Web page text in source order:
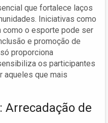
que fortalece laços
Iniciativas como
como o esporte pode ser
e promoção de
proporciona
os participantes
aqueles que mais
Arrecadação de